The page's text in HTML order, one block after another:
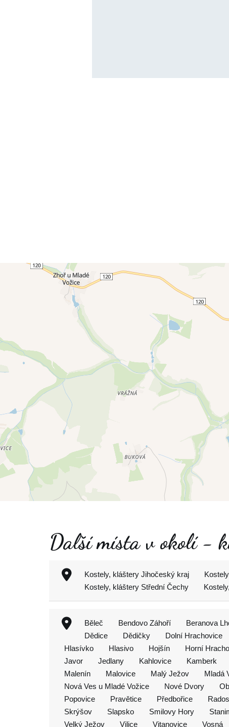
Další místa v okolí -
Kostely, kláštery Jihočeský kraj
Kostely, kláštery Střední Čechy
Běleč Bendovo Záhoří Beranova
Dědice
Dědičky Dolní Hrachovice
Hlasívko
Hlasivo Hojšín Horní
Javor
Jedlany Kahlovice Kamberk
Malenín
Malovice Malý Ježov Mladá
Nová Ves u Mladé Vožice
Nové Dvory
Popovice
Pravětice Předbořice
Skrýšov
Slapsko Smilovy Hory
Velký Ježov
Vilice Vitanovice Vosná